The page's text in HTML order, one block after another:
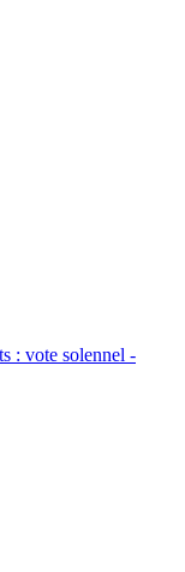
: vote solennel -